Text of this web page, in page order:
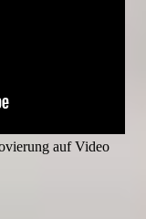
auf Video